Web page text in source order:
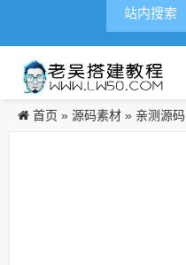
站内搜索
首页 » 源码素材 » 亲测源码